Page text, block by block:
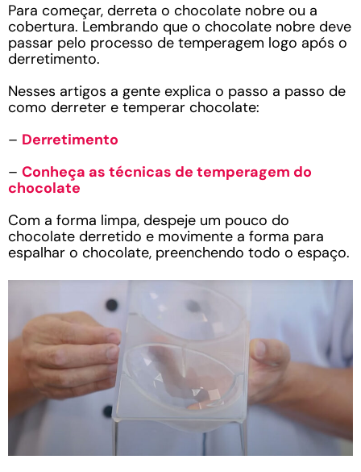
Para começar, derreta o chocolate nobre ou a
cobertura. Lembrando que o chocolate nobre deve
passar pelo processo de temperagem logo após o
derretimento.
Nesses artigos a gente explica o passo a passo de
como derreter e temperar chocolate:
– Derretimento
– Conheça as técnicas de temperagem do
chocolate
Com a forma limpa, despeje um pouco do
chocolate derretido e movimente a forma para
espalhar o chocolate, preenchendo todo o espaço.